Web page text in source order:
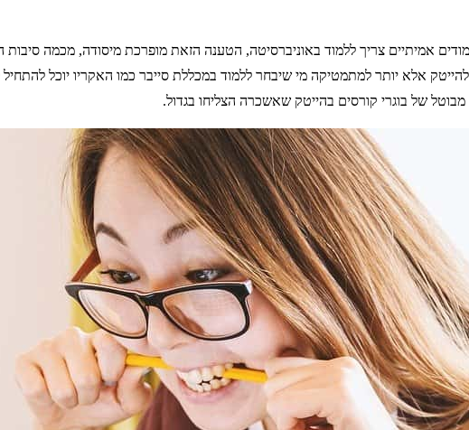
אמיתיים צריך ללמוד באוניברסיטה, הטענה הזאת מופרכת מיסודה, מכמה
אלא יותר למתמטיקה מי שיבחר ללמוד במכללת סייבר כמו האקריו יוכל
של בוגרי קורסים בהייטק שאשכרה הצליחו בגדול.